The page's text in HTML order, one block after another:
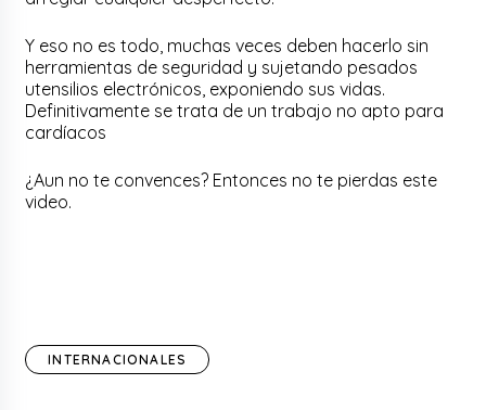
Y eso no es todo, muchas veces deben hacerlo sin
herramientas de seguridad y sujetando pesados
utensilios electrónicos, exponiendo sus vidas.
Definitivamente se trata de un trabajo no apto para
cardíacos
¿Aun no te convences? Entonces no te pierdas este
video.
INTERNACIONALES